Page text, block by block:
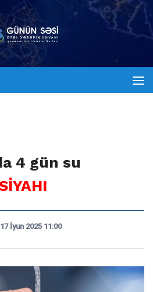
4 gün su
17 İyun 2025 11:00